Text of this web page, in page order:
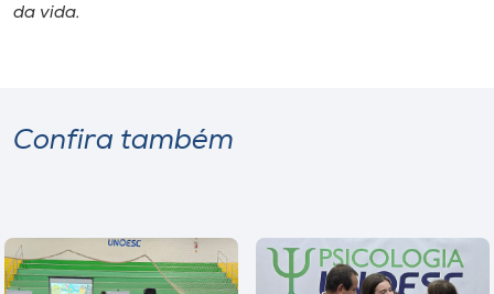
da vida.
Confira também